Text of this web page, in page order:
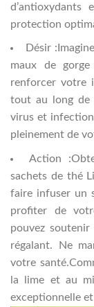
protection
Désir
maux de
renforcer votre
tout au long de
virus et
pleinement de
Action
sachets de thé
faire infuser un
profiter de
pouvez
régalant. Ne
votre
la lime et au
exceptionnelle